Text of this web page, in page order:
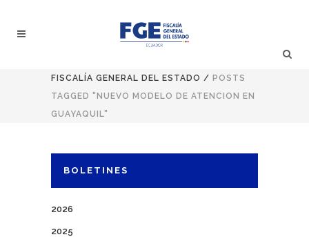
FISCALÍA GENERAL DEL ESTADO / POSTS
TAGGED "NUEVO MODELO DE ATENCION EN
GUAYAQUIL"
BOLETINES
2026
2025